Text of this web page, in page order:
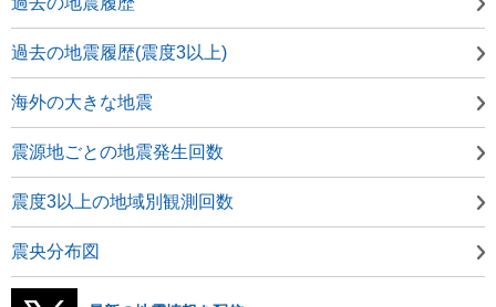
過去の地震履歴(震度3以上)
海外の大きな地震
震源地ごとの地震発生回数
震度3以上の地域別観測回数
震央分布図